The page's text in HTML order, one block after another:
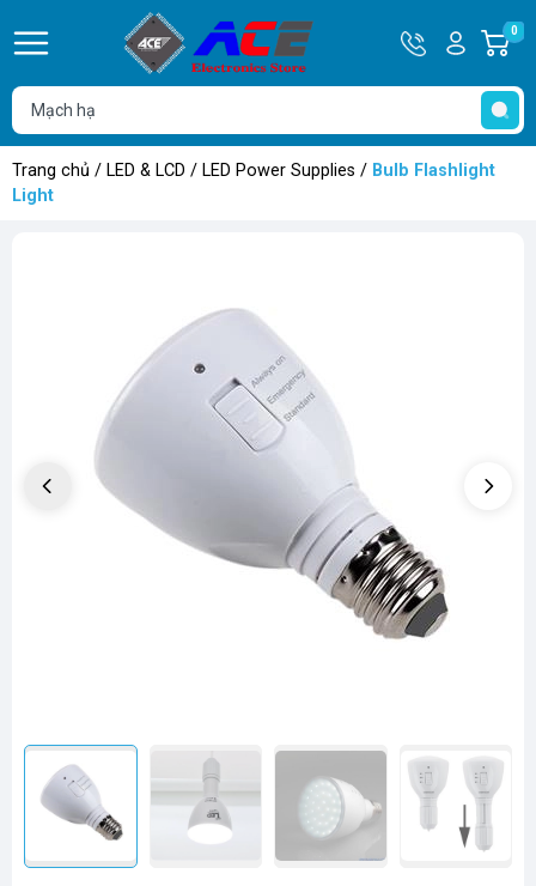
Hotline
0932
762514
Tài
khoản
Hello,
Khách
0
Trang chủ / LED & LCD / LED Power Supplies / Bulb Flashlight
Light